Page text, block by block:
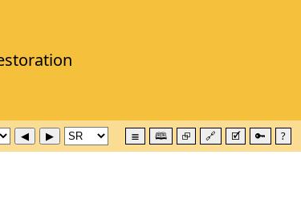
≣ 🕮 ⮺ 🔗 🗹 🔑 ?